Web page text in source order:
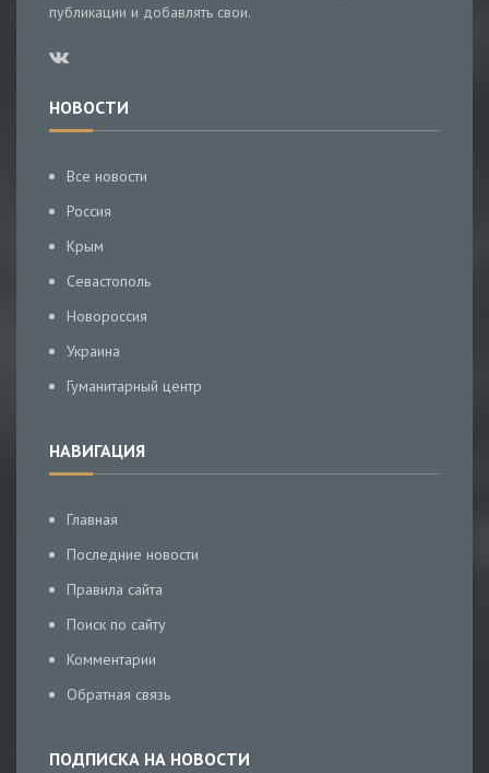
публикации и добавлять свои.
НОВОСТИ
Все новости
Россия
Крым
Севастополь
Новороссия
Украина
Гуманитарный центр
НАВИГАЦИЯ
Главная
Последние новости
Правила сайта
Поиск по сайту
Комментарии
Обратная связь
ПОДПИСКА НА НОВОСТИ